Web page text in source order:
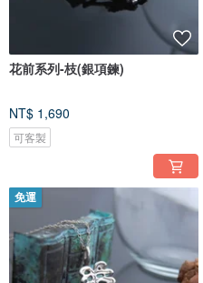
花前系列-枝(銀項鍊)
NT$ 1,690
可客製
免運